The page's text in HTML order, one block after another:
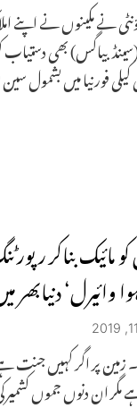
نے مکینوں نے
بیاگس) بھی
فورنیا میں بشمول
مائیک بناکر
وائیرل‘
پر اگر کہیں جنت
مگر ان دنوں جموں